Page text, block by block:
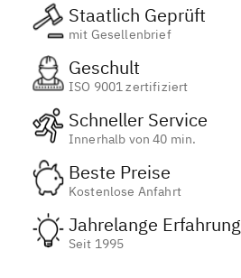
Staatlich Geprüft
mit Gesellenbrief
Geschult
ISO 9001 zertifiziert
Schneller Service
Innerhalb von 40 min.
Beste Preise
Kostenlose Anfahrt
Jahrelange Erfahrung
Seit 1995